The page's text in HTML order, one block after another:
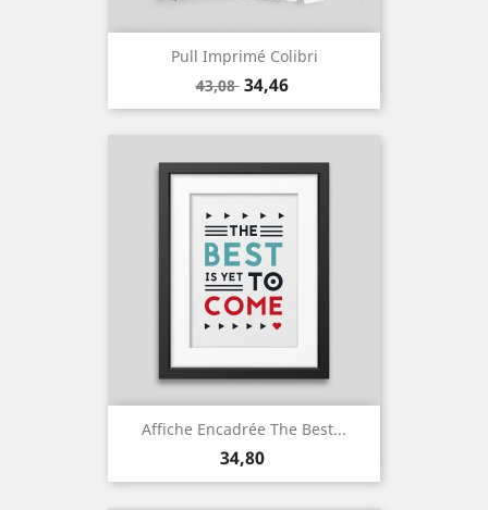
Pull Imprimé Colibri
Prix
de
43,08 Prix
34,46
Affiche Encadrée The Best...
Prix
34,80